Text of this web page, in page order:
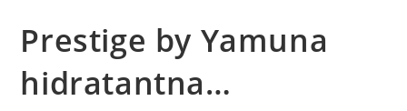
Prestige by Yamuna
hidratantna…